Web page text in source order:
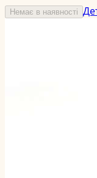
Немає в наявності